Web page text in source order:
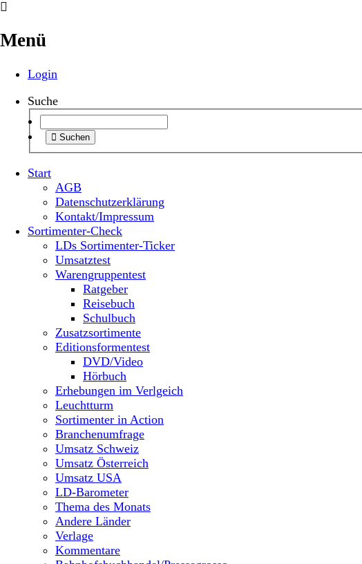
Menü
Login
Suche
Suchen
Start
AGB
Datenschutzerklärung
Kontakt/Impressum
Sortimenter-Check
LDs Sortimenter-Ticker
Umsatztest
Warengruppentest
Ratgeber
Reisebuch
Schulbuch
Zusatzsortimente
Editionsformentest
DVD/Video
Hörbuch
Erhebungen im Verlgeich
Leuchtturm
Sortimenter in Action
Branchenumfrage
Umsatz Schweiz
Umsatz Österreich
Umsatz USA
LD-Barometer
Thema des Monats
Andere Länder
Verlage
Kommentare